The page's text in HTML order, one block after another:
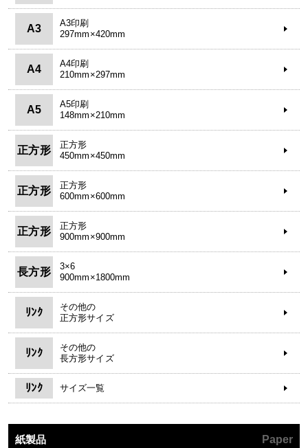
A3
A3印刷
297mm×420mm
A4
A4印刷
210mm×297mm
A5
A5印刷
148mm×210mm
正方形
正方形
450mm×450mm
正方形
正方形
600mm×600mm
正方形
正方形
900mm×900mm
長方形
3×6
900mm×1800mm
ﾘﾝｸ
その他の
正方形サイズ
ﾘﾝｸ
その他の
長方形サイズ
ﾘﾝｸ サイズ一覧
紙製品 Paper